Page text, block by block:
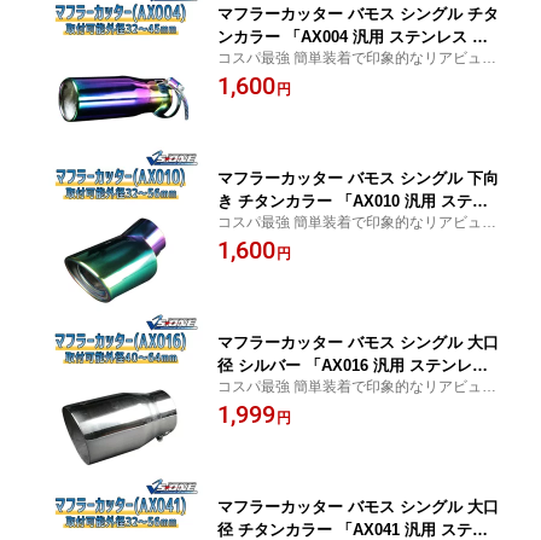
マフラーカッター バモス シングル チタ
ンカラー 「AX004 汎用 ステンレス ホ
ンダ」 取付外径32〜45mm
コスパ最強 簡単装着で印象的なリアビュー
に
1,600円
マフラーカッター バモス シングル 下向
き チタンカラー 「AX010 汎用 ステン
レス ホンダ」 取付外径32〜56mm
コスパ最強 簡単装着で印象的なリアビュー
に
1,600円
マフラーカッター バモス シングル 大口
径 シルバー 「AX016 汎用 ステンレス
ホンダ」 取付外径40〜64mm
コスパ最強 簡単装着で印象的なリアビュー
に
1,999円
マフラーカッター バモス シングル 大口
径 チタンカラー 「AX041 汎用 ステン